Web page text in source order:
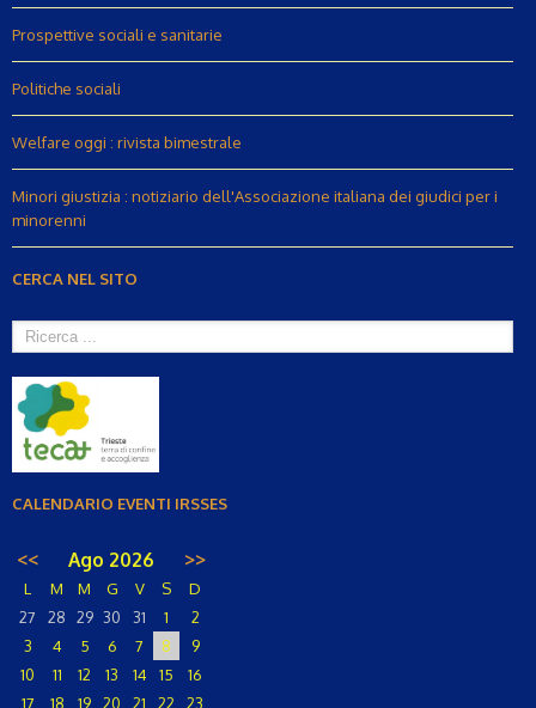
Prospettive sociali e sanitarie
Politiche sociali
Welfare oggi : rivista bimestrale
Minori giustizia : notiziario dell'Associazione italiana dei giudici per i
minorenni
CERCA NEL SITO
CALENDARIO EVENTI IRSSES
<< Ago 2026 >>
L M M G V S
D
27
28 29 30 31 1
2
3
4 5 6 7 8
9
10
11 12 13 14 15
16
17
18 19 20 21 22 23